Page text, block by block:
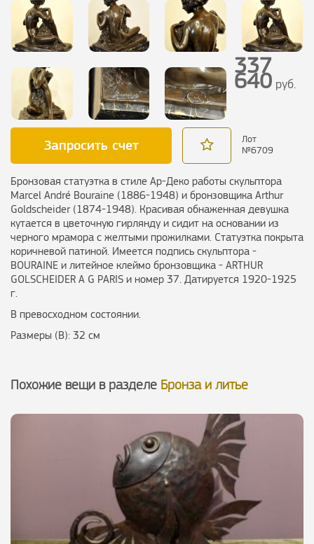
337
640руб.
Запросить счет
Лот
№6709
Бронзовая статуэтка в стиле Ар-Деко работы скульптора
Marcel André Bouraine (1886-1948) и бронзовщика Arthur
Goldscheider (1874-1948). Красивая обнаженная девушка
кутается в цветочную гирлянду и сидит на основании из
черного мрамора с желтыми прожилками. Статуэтка покрыта
коричневой патиной. Имеется подпись скульптора -
BOURAINE и литейное клеймо бронзовщика - ARTHUR
GOLSCHEIDER A G PARIS и номер 37. Датируется 1920-1925
г.
В превосходном состоянии.
Размеры (В): 32 см
Похожие вещи в разделе Бронза и литье